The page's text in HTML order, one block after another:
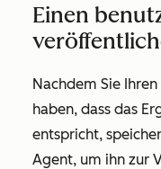
Einen
Nachdem Sie
haben, dass das
entspricht,
Agent, um ihn zur